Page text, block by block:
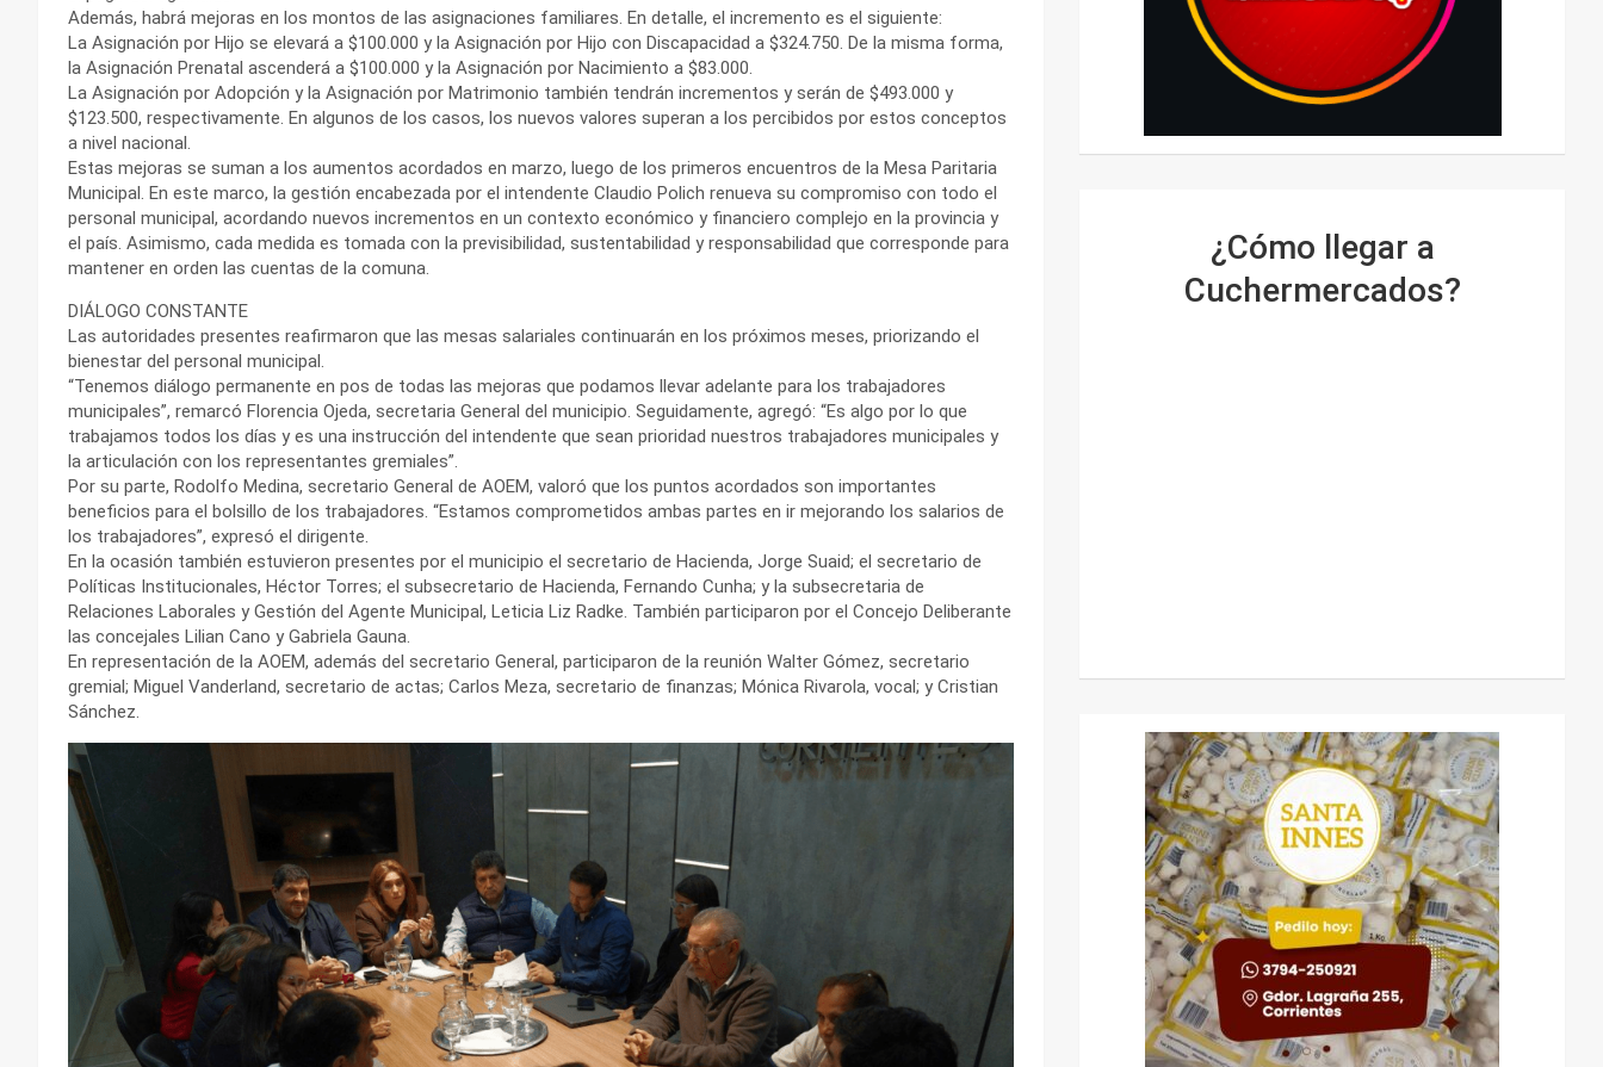
Además, habrá mejoras en los montos de las asignaciones familiares. En detalle, el incremento es el siguiente:
La Asignación por Hijo se elevará a $100.000 y la Asignación por Hijo con Discapacidad a $324.750. De la misma forma,
la Asignación Prenatal ascenderá a $100.000 y la Asignación por Nacimiento a $83.000.
La Asignación por Adopción y la Asignación por Matrimonio también tendrán incrementos y serán de $493.000 y
$123.500, respectivamente. En algunos de los casos, los nuevos valores superan a los percibidos por estos conceptos
a nivel nacional.
Estas mejoras se suman a los aumentos acordados en marzo, luego de los primeros encuentros de la Mesa Paritaria
Municipal. En este marco, la gestión encabezada por el intendente Claudio Polich renueva su compromiso con todo el
personal municipal, acordando nuevos incrementos en un contexto económico y financiero complejo en la provincia y
el país. Asimismo, cada medida es tomada con la previsibilidad, sustentabilidad y responsabilidad que corresponde para
mantener en orden las cuentas de la comuna.
DIÁLOGO CONSTANTE
Las autoridades presentes reafirmaron que las mesas salariales continuarán en los próximos meses, priorizando el
bienestar del personal municipal.
“Tenemos diálogo permanente en pos de todas las mejoras que podamos llevar adelante para los trabajadores
municipales”, remarcó Florencia Ojeda, secretaria General del municipio. Seguidamente, agregó: “Es algo por lo que
trabajamos todos los días y es una instrucción del intendente que sean prioridad nuestros trabajadores municipales y
la articulación con los representantes gremiales”.
Por su parte, Rodolfo Medina, secretario General de AOEM, valoró que los puntos acordados son importantes
beneficios para el bolsillo de los trabajadores. “Estamos comprometidos ambas partes en ir mejorando los salarios de
los trabajadores”, expresó el dirigente.
En la ocasión también estuvieron presentes por el municipio el secretario de Hacienda, Jorge Suaid; el secretario de
Políticas Institucionales, Héctor Torres; el subsecretario de Hacienda, Fernando Cunha; y la subsecretaria de
Relaciones Laborales y Gestión del Agente Municipal, Leticia Liz Radke. También participaron por el Concejo Deliberante
las concejales Lilian Cano y Gabriela Gauna.
En representación de la AOEM, además del secretario General, participaron de la reunión Walter Gómez, secretario
gremial; Miguel Vanderland, secretario de actas; Carlos Meza, secretario de finanzas; Mónica Rivarola, vocal; y Cristian
Sánchez.
¿Cómo llegar a
Cuchermercados?